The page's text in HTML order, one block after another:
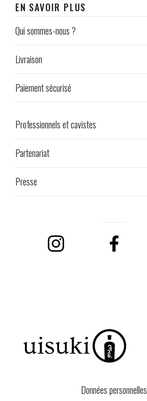
EN SAVOIR PLUS
Qui sommes-nous ?
Livraison
Paiement sécurisé
Professionnels et cavistes
Partenariat
Presse
Données personnelles